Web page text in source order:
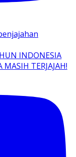
INDONESIA
TERJAJAH!